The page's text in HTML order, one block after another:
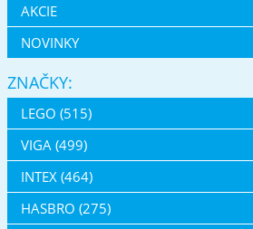
AKCIE
NOVINKY
ZNAČKY:
LEGO (515)
VIGA (499)
INTEX (464)
HASBRO (275)